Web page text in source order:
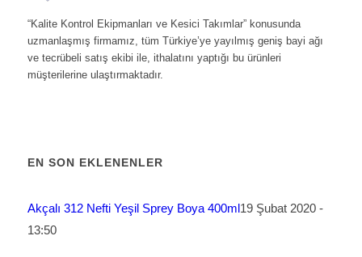
“Kalite Kontrol Ekipmanları ve Kesici Takımlar” konusunda
uzmanlaşmış firmamız, tüm Türkiye’ye yayılmış geniş bayi ağı
ve tecrübeli satış ekibi ile, ithalatını yaptığı bu ürünleri
müşterilerine ulaştırmaktadır.
EN SON EKLENENLER
Akçalı 312 Nefti Yeşil Sprey Boya 400ml19 Şubat 2020 -
13:50